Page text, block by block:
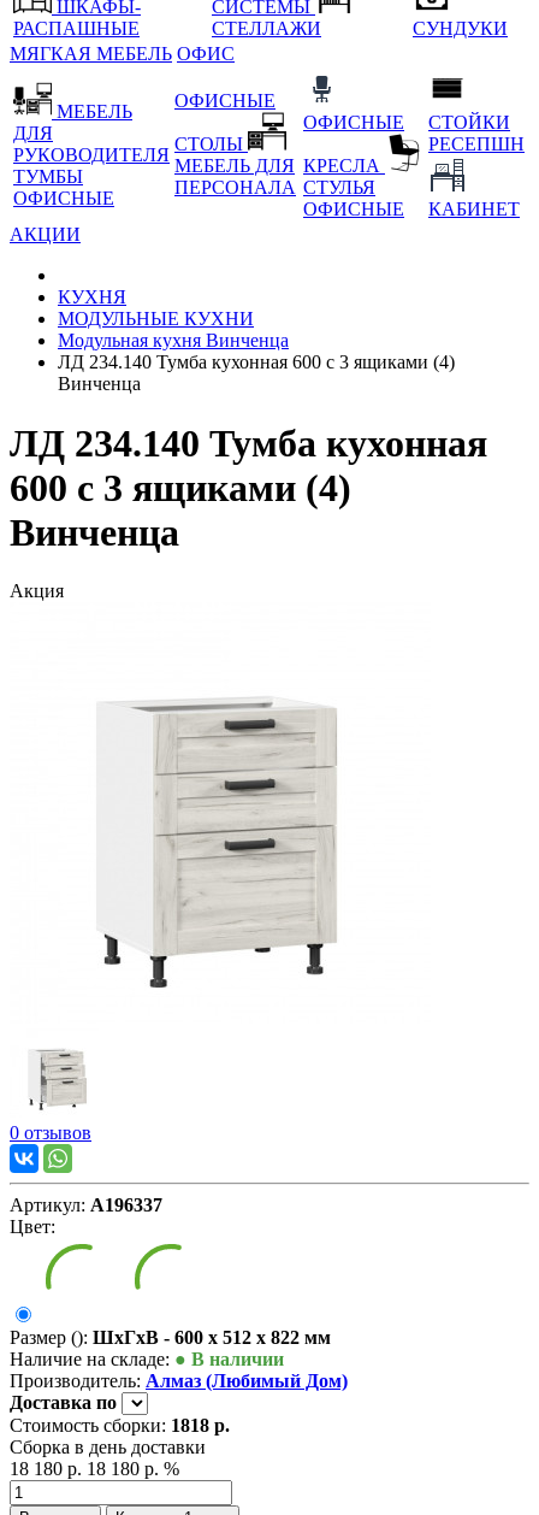
ШКАФЫ-
РАСПАШНЫЕ
СИСТЕМЫ
СТЕЛЛАЖИ
СУНДУКИ
МЯГКАЯ МЕБЕЛЬ ОФИС
МЕБЕЛЬ
ДЛЯ
РУКОВОДИТЕЛЯ
ТУМБЫ
ОФИСНЫЕ
ОФИСНЫЕ
СТОЛЫ
МЕБЕЛЬ ДЛЯ
ПЕРСОНАЛА
ОФИСНЫЕ
КРЕСЛА
СТУЛЬЯ
ОФИСНЫЕ
СТОЙКИ
РЕСЕПШН
КАБИНЕТ
АКЦИИ
КУХНЯ
МОДУЛЬНЫЕ КУХНИ
Модульная кухня Винченца
ЛД 234.140 Тумба кухонная 600 с 3 ящиками (4)
Винченца
ЛД 234.140 Тумба кухонная
600 с 3 ящиками (4)
Винченца
Акция
0 отзывов
Артикул: А196337
Цвет:
Размер (): ШxГxВ - 600 x 512 x 822 мм
Наличие на складе: ● В наличии
Производитель: Алмаз (Любимый Дом)
Доставка по
Стоимость сборки: 1818 р.
Сборка в день доставки
18 180 р. 18 180 р. %